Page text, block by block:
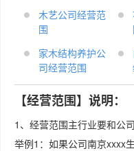
木艺公司经营范
围
家木结构养护公
司经营范围
【经营范围】说明：
1、经营范围主行业要和公
举例1：如果公司南京xxxx